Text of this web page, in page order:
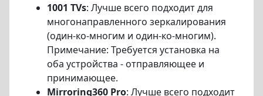
1001 TVs: Лучше всего подходит для
многонаправленного зеркалирования
(один-ко-многим и один-ко-многим).
Примечание: Требуется установка на
оба устройства - отправляющее и
принимающее.
Mirroring360 Pro: Лучше всего подходит